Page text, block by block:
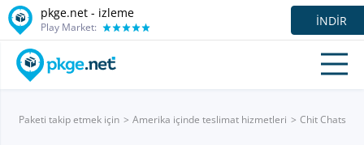
pkge.net - izleme
Play Market: İNDIR
Paketi takip etmek için Amerika içinde teslimat hizmetleri Chit Chats